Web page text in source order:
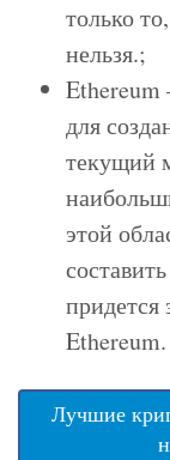
только
нельзя.;
для
текущий
этой
придется
Ethereum.
Лучшие